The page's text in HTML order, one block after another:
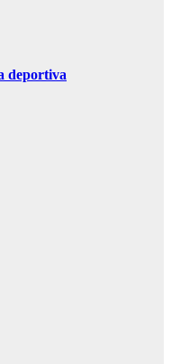
deportiva